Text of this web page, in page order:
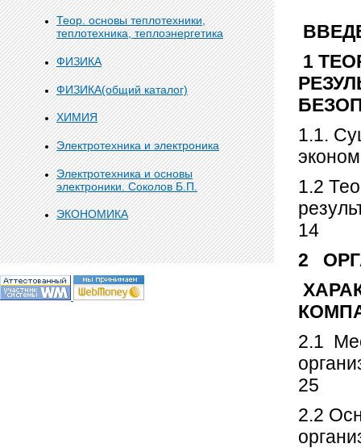
Теор. основы теплотехники,
теплотехника, теплоэнергетика
ФИЗИКА
ФИЗИКА(общий каталог)
ХИМИЯ
Электротехника и электроника
Электротехника и основы
электроники. Соколов Б.П.
ЭКОНОМИКА
1
1.1.
1.2
14
2
2.1
25
2.2